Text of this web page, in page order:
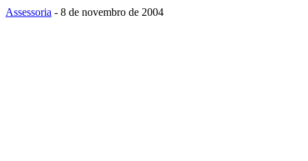
Assessoria - 8 de novembro de 2004